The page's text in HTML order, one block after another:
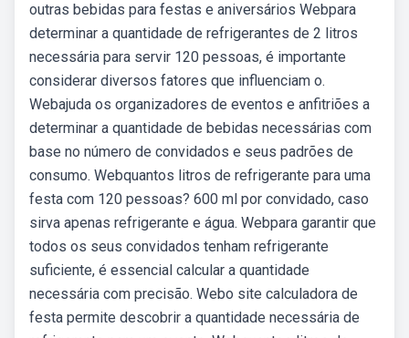
outras bebidas para festas e aniversários Webpara
determinar a quantidade de refrigerantes de 2 litros
necessária para servir 120 pessoas, é importante
considerar diversos fatores que influenciam o.
Webajuda os organizadores de eventos e anfitriões a
determinar a quantidade de bebidas necessárias com
base no número de convidados e seus padrões de
consumo. Webquantos litros de refrigerante para uma
festa com 120 pessoas? 600 ml por convidado, caso
sirva apenas refrigerante e água. Webpara garantir que
todos os seus convidados tenham refrigerante
suficiente, é essencial calcular a quantidade
necessária com precisão. Webo site calculadora de
festa permite descobrir a quantidade necessária de